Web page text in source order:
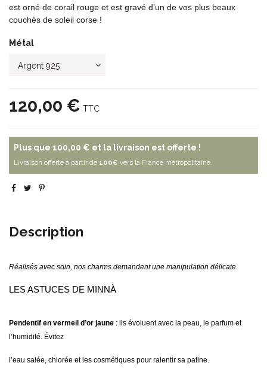
est orné de corail rouge et est gravé d’un de vos plus beaux
couchés de soleil corse !
Métal
120,00 € TTC
Plus que 100,00 € et la livraison est offerte !
Livraison offerte à partir de 100€ vers la France métropolitaine.
Description
Réalisés avec soin, nos charms demandent une manipulation délicate.
LES ASTUCES DE MINNÀ
Pendentif en vermeil d’or jaune : ils évoluent avec la peau, le parfum et
l’humidité. Évitez
l’eau salée, chlorée et les cosmétiques pour ralentir sa patine.